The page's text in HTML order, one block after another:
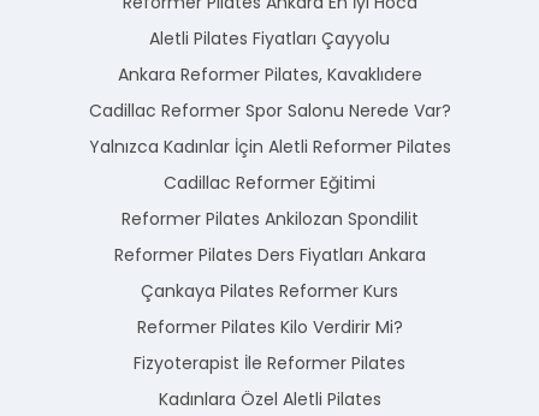
Aletli Pilates Fiyatları Çayyolu
Ankara Reformer Pilates, Kavaklıdere
Cadillac Reformer Spor Salonu Nerede Var?
Yalnızca Kadınlar İçin Aletli Reformer Pilates
Cadillac Reformer Eğitimi
Reformer Pilates Ankilozan Spondilit
Reformer Pilates Ders Fiyatları Ankara
Çankaya Pilates Reformer Kurs
Reformer Pilates Kilo Verdirir Mi?
Fizyoterapist İle Reformer Pilates
Kadınlara Özel Aletli Pilates